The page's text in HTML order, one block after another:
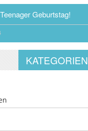
Geburtstag!
KATEGORIEN